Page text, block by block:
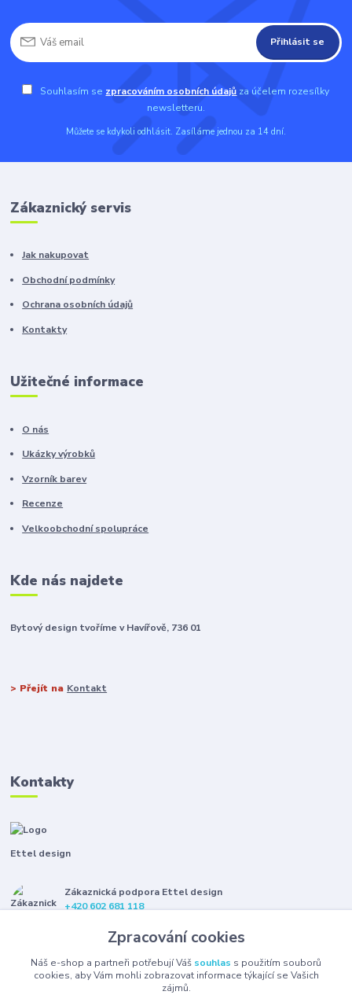
Přihlásit se
Souhlasím se zpracováním osobních údajů za účelem rozesílky
newsletteru.
Můžete se kdykoli odhlásit. Zasíláme jednou za 14 dní.
Zákaznický servis
Jak nakupovat
Obchodní podmínky
Ochrana osobních údajů
Kontakty
Užitečné informace
O nás
Ukázky výrobků
Vzorník barev
Recenze
Velkoobchodní spolupráce
Kde nás najdete
Bytový design tvoříme v Havířově, 736 01
> Přejít na Kontakt
Kontakty
Ettel design
Zákaznická podpora Ettel design
+420 602 681 118
Zpracování cookies
Náš e-shop a partneři potřebují Váš souhlas s použitím souborů
cookies, aby Vám mohli zobrazovat informace týkající se Vašich
zájmů.